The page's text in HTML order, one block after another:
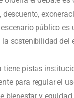
descuento,
escenario público
la sostenibilidad del
tiene pistas
para regular el
bienestar y